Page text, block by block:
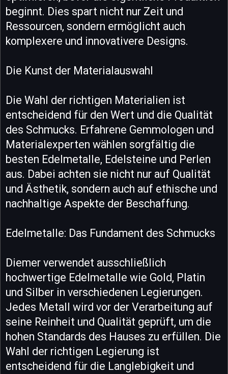
beginnt. Dies spart nicht nur Zeit und
Ressourcen, sondern ermöglicht auch
komplexere und innovativere Designs.
Die Kunst der Materialauswahl
Die Wahl der richtigen Materialien ist
entscheidend für den Wert und die Qualität
des Schmucks. Erfahrene Gemmologen und
Materialexperten wählen sorgfältig die
besten Edelmetalle, Edelsteine und Perlen
aus. Dabei achten sie nicht nur auf Qualität
und Ästhetik, sondern auch auf ethische und
nachhaltige Aspekte der Beschaffung.
Edelmetalle: Das Fundament des Schmucks
Diemer verwendet ausschließlich
hochwertige Edelmetalle wie Gold, Platin
und Silber in verschiedenen Legierungen.
Jedes Metall wird vor der Verarbeitung auf
seine Reinheit und Qualität geprüft, um die
hohen Standards des Hauses zu erfüllen. Die
Wahl der richtigen Legierung ist
entscheidend für die Langlebigkeit und